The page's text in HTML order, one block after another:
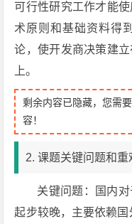
可行性研究工作才能
术原则和基础资料得
论，使开发商决策建
上。
剩余内容已隐藏，您需
容！
2. 课题关键问题和重
关键问题：国内
起步较晚，主要依赖